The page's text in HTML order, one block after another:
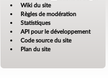
Wiki du site
Règles de modération
Statistiques
API pour le développement
Code source du site
Plan du site